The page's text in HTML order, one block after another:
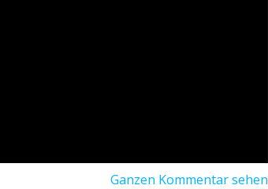
Ganzen Kommentar sehen